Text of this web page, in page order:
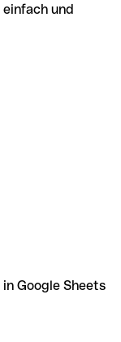
einfach und
Google Sheets